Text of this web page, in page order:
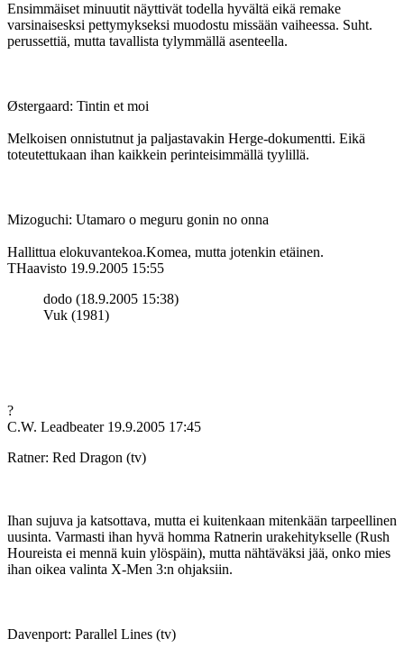
Ensimmäiset minuutit näyttivät todella hyvältä eikä remake
varsinaisesksi pettymykseksi muodostu missään vaiheessa. Suht.
perussettiä, mutta tavallista tylymmällä asenteella.
Østergaard: Tintin et moi
Melkoisen onnistutnut ja paljastavakin Herge-dokumentti. Eikä
toteutettukaan ihan kaikkein perinteisimmällä tyylillä.
Mizoguchi: Utamaro o meguru gonin no onna
Hallittua elokuvantekoa.Komea, mutta jotenkin etäinen.
THaavisto 19.9.2005 15:55
dodo (18.9.2005 15:38)
Vuk (1981)
?
C.W. Leadbeater 19.9.2005 17:45
Ratner: Red Dragon (tv)
Ihan sujuva ja katsottava, mutta ei kuitenkaan mitenkään tarpeellinen
uusinta. Varmasti ihan hyvä homma Ratnerin urakehitykselle (Rush
Houreista ei mennä kuin ylöspäin), mutta nähtäväksi jää, onko mies
ihan oikea valinta X-Men 3:n ohjaksiin.
Davenport: Parallel Lines (tv)